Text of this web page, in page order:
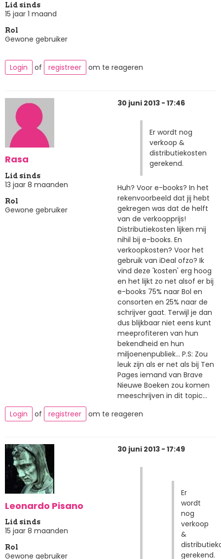
Lid sinds
15 jaar 1 maand
Rol
Gewone gebruiker
Login of registreer om te reageren
Rasa
Lid sinds
13 jaar 8 maanden
Rol
Gewone gebruiker
30 juni 2013 - 17:46
Er wordt nog
verkoop &
distributiekosten
gerekend.
Huh? Voor e-books? In het
rekenvoorbeeld dat jij hebt
gekregen was dat de helft
van de verkoopprijs!
Distributiekosten lijken mij
nihil bij e-books. En
verkoopkosten? Voor het
gebruik van iDeal ofzo? Ik
vind deze 'kosten' erg hoog
en het lijkt zo net alsof er bij
e-books 75% naar Bol en
consorten en 25% naar de
schrijver gaat. Terwijl je dan
dus blijkbaar niet eens kunt
meeprofiteren van hun
bekendheid en hun
miljoenenpubliek... P.S: Zou
leuk zijn als er net als bij Ten
Pages iemand van Brave
Nieuwe Boeken zou komen
meeschrijven in dit topic...
Login
of registreer om te reageren
Leonardo Pisano
Lid sinds
15 jaar 8 maanden
Rol
Gewone gebruiker
30 juni 2013 - 17:49
Er
wordt
nog
verkoop
&
gerekend.